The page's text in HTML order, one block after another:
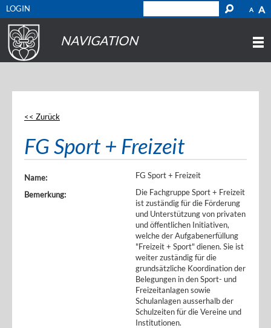
A A
LOGIN
NAVIGATION
<< Zurück
FG Sport + Freizeit
Name:
FG Sport + Freizeit
Bemerkung:
Die Fachgruppe Sport + Freizeit
ist zuständig für die Förderung
und Unterstützung von privaten
und öffentlichen Initiativen,
welche der Aufgabenerfüllung
"Freizeit + Sport" dienen. Sie ist
weiter zuständig für die
grundsätzliche Koordination der
Belegungen in den Sport- und
Freizeitanlagen sowie
Schulanlagen ausserhalb der
Schulzeiten für die Vereine und
Institutionen.